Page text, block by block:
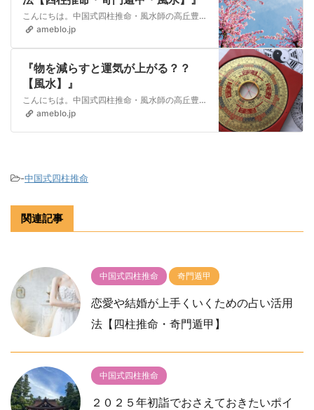
こんにちは。中国式四柱推命・風水師の高丘豊維（タカオカユイ）です。 モテる人とモテない人は四柱推命の命式を観ればしっかりわかります。それは命式に「桃花（とうか…
ameblo.jp
『物を減らすと運気が上がる？？
【風水】』
こんにちは。中国式四柱推命・風水師の高丘豊維（タカオカユイ）です。 今日は物を減らすと運気は上がるの？ というテーマでお話していきたいと思います。 物を…
ameblo.jp
-中国式四柱推命
関連記事
中国式四柱推命 奇門遁甲
恋愛や結婚が上手くいくための占い活用
法【四柱推命・奇門遁甲】
中国式四柱推命
２０２５年初詣でおさえておきたいポイ